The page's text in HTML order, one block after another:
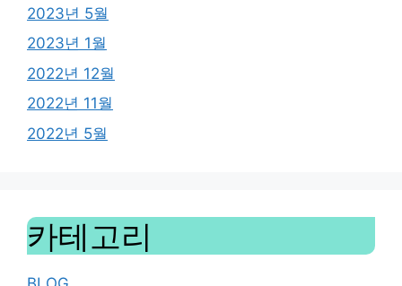
2023년 5월
2023년 1월
2022년 12월
2022년 11월
2022년 5월
카테고리